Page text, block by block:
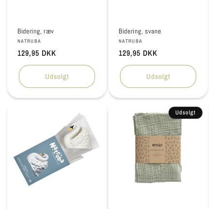
Bidering, ræv
Forhandler:
NATRUBA
Normalpris
129,95 DKK
Udsolgt
Bidering, svane
Forhandler:
NATRUBA
Normalpris
129,95 DKK
Udsolgt
Udsolgt